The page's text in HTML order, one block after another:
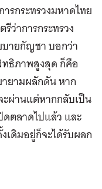
รกระทรวงมหาดไทย
ว่าการกระทรวง
ายกัญชา บอกว่า
ทธิภาพสูงสุด ก็คือ
ยามผลักดัน หาก
ผ่านแต่หากกลับเป็น
ตลาดไปแล้ว และ
ดิมอยู่ก็จะได้รับผลก